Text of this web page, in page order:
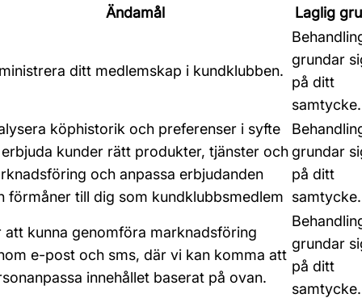
Ändamål Laglig
ditt medlemskap i kundklubben.
grundar
på ditt
samtycke.
köphistorik och preferenser i syfte
kunder rätt produkter, tjänster och
och anpassa erbjudanden
förmåner till dig som kundklubbsmedlem
grundar
på ditt
samtycke.
att kunna genomföra marknadsföring
e-post och sms, där vi kan komma att
innehållet baserat på ovan.
grundar
på ditt
samtycke.